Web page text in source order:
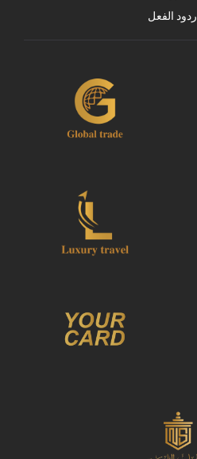
ردود الفعل